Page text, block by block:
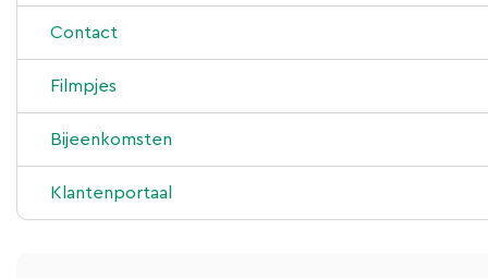
Contact
Filmpjes
Bijeenkomsten
Klantenportaal